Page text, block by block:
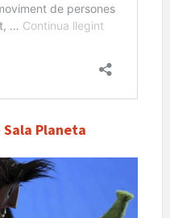
Sala Planeta